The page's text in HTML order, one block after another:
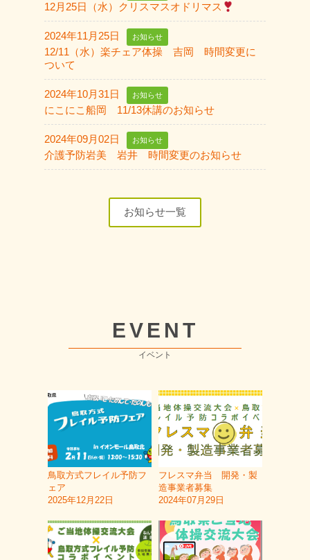
12月25日（水）クリスマスオドリマス
2024年11月25日 お知らせ
12/11（水）楽チェア体操 吉岡 時間変更に
ついて
2024年10月31日 お知らせ
にこにこ船岡 11/13休講のお知らせ
2024年09月02日 お知らせ
介護予防岩美 岩井 時間変更のお知らせ
お知らせ一覧
EVENT
イベント
鳥取方式フレイル予防フ
ェア
2025年12月22日
フレスマ弁当 開発・製
造事業者募集
2024年07月29日